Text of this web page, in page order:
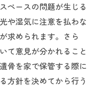
ペースの問題が生じる
や湿気に注意を払わな
求められます。さら
て意見が分かれること
骨を家で保管する際に
方針を決めてから行う